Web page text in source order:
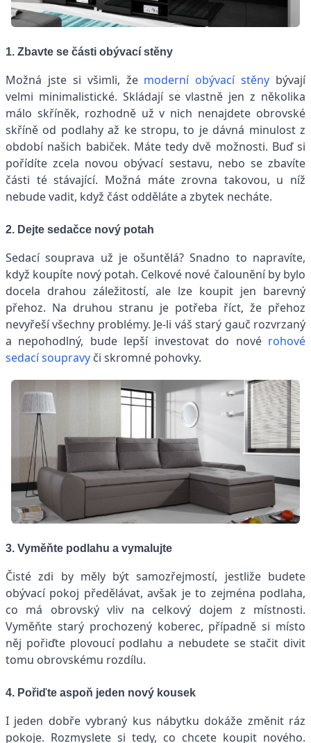
1. Zbavte se části obývací stěny
Možná jste si všimli, že moderní obývací stěny bývají
velmi minimalistické. Skládají se vlastně jen z několika
málo skříněk, rozhodně už v nich nenajdete obrovské
skříně od podlahy až ke stropu, to je dávná minulost z
období našich babiček. Máte tedy dvě možnosti. Buď si
pořídíte zcela novou obývací sestavu, nebo se zbavíte
části té stávající. Možná máte zrovna takovou, u níž
nebude vadit, když část odděláte a zbytek necháte.
2. Dejte sedačce nový potah
Sedací souprava už je ošuntělá? Snadno to napravíte,
když koupíte nový potah. Celkové nové čalounění by bylo
docela drahou záležitostí, ale lze koupit jen barevný
přehoz. Na druhou stranu je potřeba říct, že přehoz
nevyřeší všechny problémy. Je-li váš starý gauč rozvrzaný
a nepohodlný, bude lepší investovat do nové rohové
sedací soupravy či skromné pohovky.
3. Vyměňte podlahu a vymalujte
Čisté zdi by měly být samozřejmostí, jestliže budete
obývací pokoj předělávat, avšak je to zejména podlaha,
co má obrovský vliv na celkový dojem z místnosti.
Vyměňte starý prochozený koberec, případně si místo
něj pořiďte plovoucí podlahu a nebudete se stačit divit
tomu obrovskému rozdílu.
4. Pořiďte aspoň jeden nový kousek
I jeden dobře vybraný kus nábytku dokáže změnit ráz
pokoje. Rozmyslete si tedy, co chcete koupit nového.